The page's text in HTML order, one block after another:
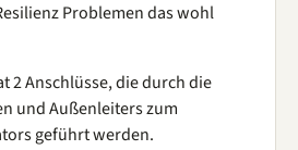
Problemen das wohl
2 Anschlüsse, die durch die
und Außenleiters zum
geführt werden.